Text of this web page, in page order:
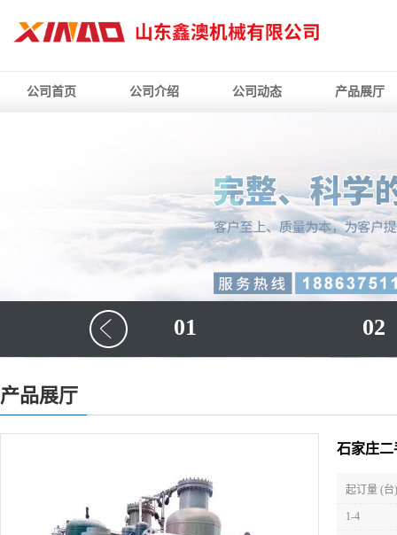
公司首页 公司介绍 公司动态 产品展厅
01 02
产品展厅
石家庄二
起订量 (台)
1-4